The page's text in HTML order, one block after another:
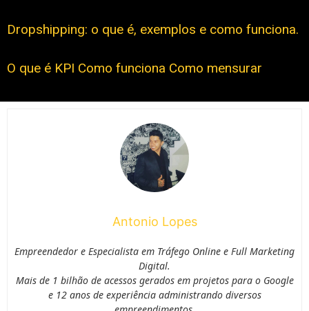
Dropshipping: o que é, exemplos e como funciona.
O que é KPI Como funciona Como mensurar
Antonio Lopes
Empreendedor e Especialista em Tráfego Online e Full Marketing
Digital.
Mais de 1 bilhão de acessos gerados em projetos para o Google
e 12 anos de experiência administrando diversos